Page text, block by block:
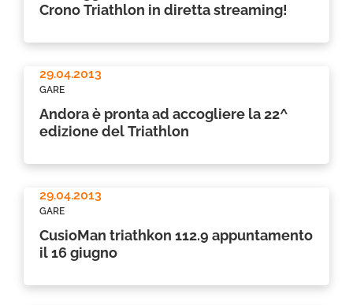
Crono Triathlon in diretta streaming!
29.04.2013
GARE
Andora è pronta ad accogliere la 22^
edizione del Triathlon
29.04.2013
GARE
CusioMan triathkon 112.9 appuntamento
il 16 giugno